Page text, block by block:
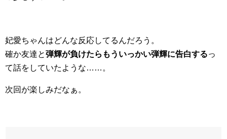
妃愛ちゃんはどんな反応してるんだろう。
確か友達と弾輝が負けたらもういっかい弾輝に告白するっ
て話をしていたような……。
次回が楽しみだなぁ。